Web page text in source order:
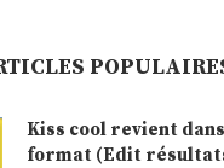
Kiss cool revient
format (Edit